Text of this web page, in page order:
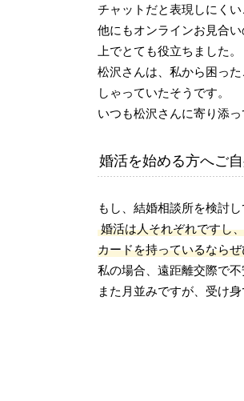
チャットだと表現しにく
他にもオンラインお見合
上でとても役立ちました。
松沢さんは、私から困っ
しゃっていたそうです。
いつも松沢さんに寄り添
婚活を始める方へご
もし、結婚相談所を検討
婚活は人それぞれですし
カードを持っているなら
私の場合、遠距離交際で
また月並みですが、受け